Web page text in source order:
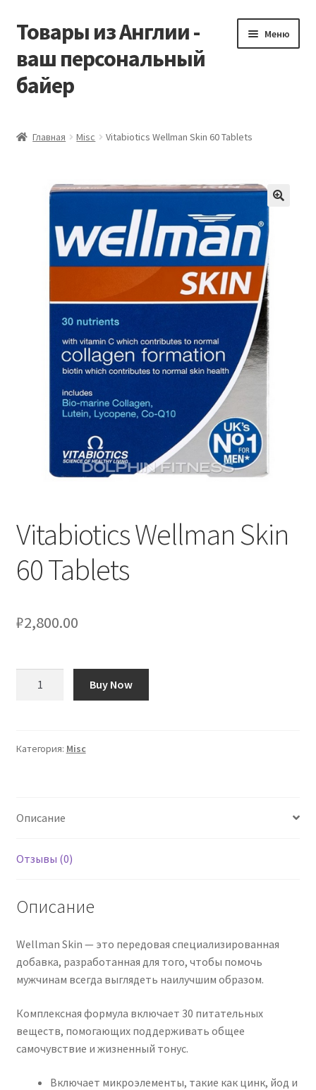
Перейти
навигации
Перейти
содержимому
Товары из Англии -
ваш персональный
байер
Меню
Заказать Vitabiotics
Контакты
Корзина
Мой аккаунт
Оформление заказа
Партнерам
Главная Misc Vitabiotics Wellman Skin 60 Tablets
Vitabiotics Wellman Skin
60 Tablets
₽2,800.00
Skin
Buy Now
Категория: Misc
Описание
Отзывы (0)
Описание
Wellman Skin — это передовая специализированная
добавка, разработанная для того, чтобы помочь
мужчинам всегда выглядеть наилучшим образом.
Комплексная формула включает 30 питательных
веществ, помогающих поддерживать общее
самочувствие и жизненный тонус.
Включает микроэлементы, такие как цинк, йод и